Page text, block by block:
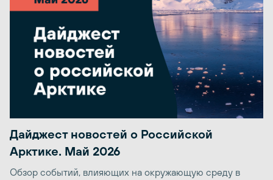
Дайджест новостей о Российской
Арктике. Май 2026
Обзор событий, влияющих на окружающую среду в